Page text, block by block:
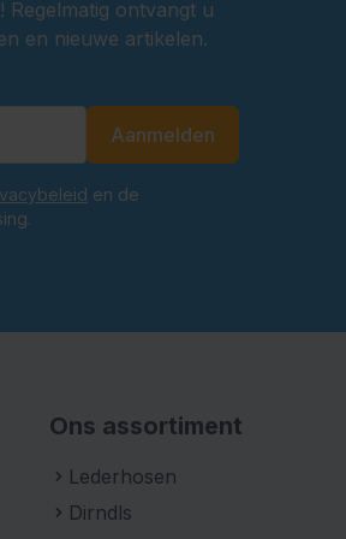
Regelmatig ontvangt u
en nieuwe artikelen.
Aanmelden
en de
Ons assortiment
Lederhosen
Dirndls